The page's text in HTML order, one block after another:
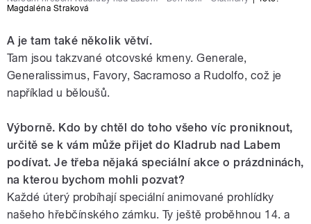
Magdaléna Straková
A je tam také několik větví.
Tam jsou takzvané otcovské kmeny. Generale,
Generalissimus, Favory, Sacramoso a Rudolfo, což je
například u běloušů.
Výborně. Kdo by chtěl do toho všeho víc proniknout,
určitě se k vám může přijet do Kladrub nad Labem
podívat. Je třeba nějaká speciální akce o prázdninách,
na kterou bychom mohli pozvat?
Každé úterý probíhají speciální animované prohlídky
našeho hřebčínského zámku. Ty ještě proběhnou 14. a